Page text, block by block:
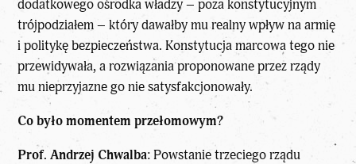
dodatkowego ośrodka władzy – poza konstytucyjnym
trójpodziałem – który dawałby mu realny wpływ na armię
i politykę bezpieczeństwa. Konstytucja marcowa tego nie
przewidywała, a rozwiązania proponowane przez rządy
mu nieprzyjazne go nie satysfakcjonowały.
Co było momentem przełomowym?
Prof. Andrzej Chwalba: Powstanie trzeciego rządu